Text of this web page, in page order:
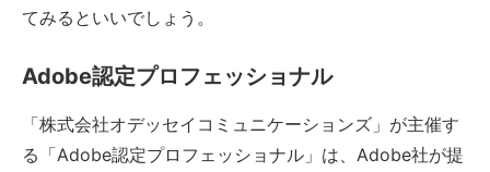
てみるといいでしょう。
Adobe認定プロフェッショナル
「株式会社オデッセイコミュニケーションズ」が主催す
る「Adobe認定プロフェッショナル」は、Adobe社が提